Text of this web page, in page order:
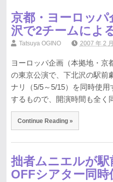
京都・ヨーロッ
沢で2チームによ
Tatsuya OGINO 2007 年 2
ヨーロッパ企画（本拠地・京
の東京公演で、下北沢の駅前
ナリ（5/5～5/15）を同時使
するもので、開演時間も全く
Continue Reading »
拙者ムニエルが駅
OFFシアター同時